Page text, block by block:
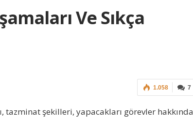
Ve Sıkça
7
1.058
tazminat şekilleri, yapacakları görevler hakkında